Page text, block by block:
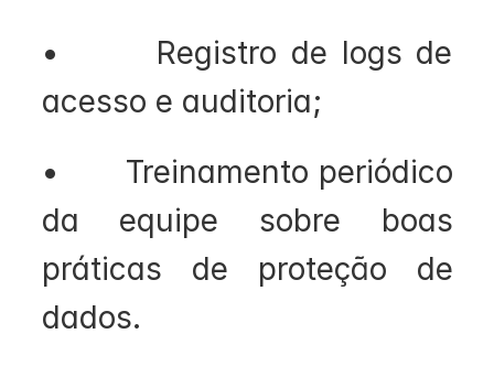
•       Registro de logs de
acesso e auditoria;
•       Treinamento periódico
da equipe sobre boas
práticas de proteção de
dados.